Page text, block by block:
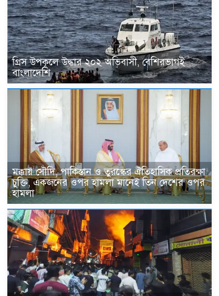
গ্রিস উপকূলে উদ্ধার ২০২ অভিবাসী, বেশিরভাগই
বাংলাদেশি
মক্কায় সৌদি, পাকিস্তান ও তুরস্কের ঐতিহাসিক প্রতিরক্ষা
চুক্তি, একজনের ওপর হামলা মানেই তিন দেশের ওপর
হামলা